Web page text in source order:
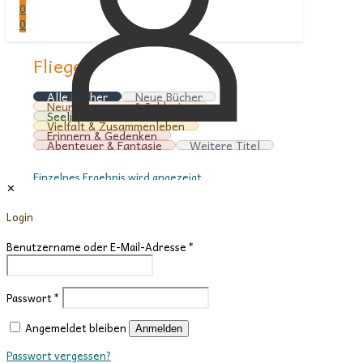
✕
Login
Benutzername oder E-Mail-Adresse*
Passwort*
Angemeldet bleiben
Anmelden
Passwort vergessen?
0
0
Fliegen
Alle Bücher Neue Bücher
Neurodivergenz & Inklusion
Seelische Gesundheit
Vielfalt & Zusammenleben
Erinnern & Gedenken
Abenteuer & Fantasie Weitere Titel
Einzelnes Ergebnis wird angezeigt
12
24